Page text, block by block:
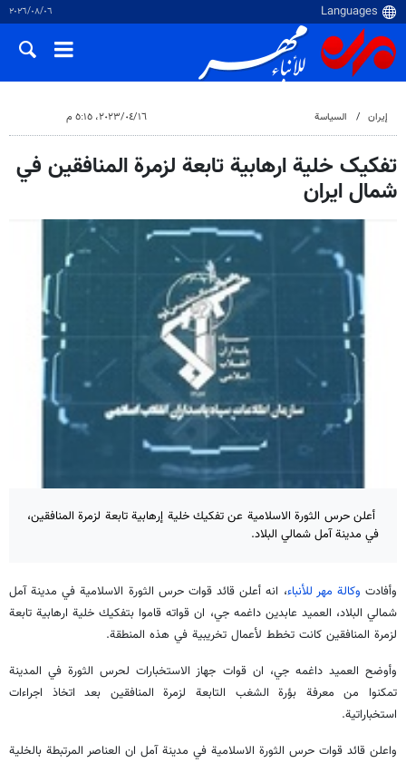
٠٦‏/٠٨‏/٢٠٢٦
إيران السياسة ١٦‏/٠٤‏/٢٠٢٣، ٥:١٥ م
تفکیک خلیة ارهابية تابعة لزمرة المنافقين في
شمال ايران
أعلن حرس الثورة الاسلامية عن تفكيك خلية إرهابية تابعة لزمرة المنافقين،
في مدينة آمل شمالي البلاد.
وأفادت وكالة مهر للأنباء، انه أعلن قائد قوات حرس الثورة الاسلامية في مدينة آمل
شمالي البلاد، العميد عابدين داغمه جي، ان قواته قاموا بتفكيك خلية ارهابية تابعة
لزمرة المنافقين كانت تخطط لأعمال تخريبية في هذه المنطقة.
وأوضح العميد داغمه جي، ان قوات جهاز الاستخبارات لحرس الثورة في المدينة
تمكنوا من معرفة بؤرة الشغب التابعة لزمرة المنافقين بعد اتخاذ اجراءات
استخباراتية.
واعلن قائد قوات حرس الثورة الاسلامية في مدينة آمل ان العناصر المرتبطة بالخلية